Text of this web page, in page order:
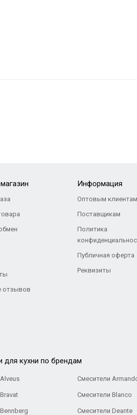
отзывов
Информация
Оптовым клиентам
Поставщикам
Политика
Публичная оферта
Реквизиты
для кухни по брендам
Смесители
Смесители Blanco
Смесители Deante